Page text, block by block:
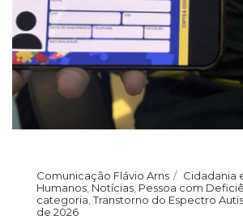
Comunicação Flávio Arns
Cidadania
Humanos, Notícias, Pessoa com
categoria,Transtorno do Espectro
de 2026